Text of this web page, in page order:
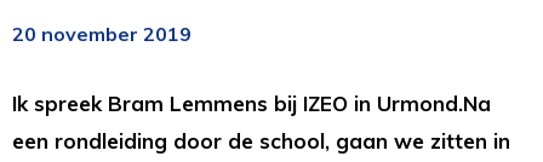
20 november 2019
Ik spreek Bram Lemmens bij IZEO in Urmond.Na
een rondleiding door de school, gaan we zitten in